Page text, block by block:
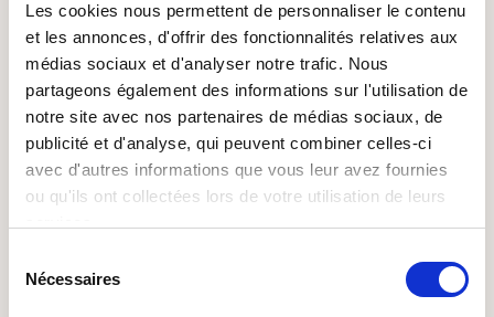
Les cookies nous permettent de personnaliser le contenu
et les annonces, d'offrir des fonctionnalités relatives aux
médias sociaux et d'analyser notre trafic. Nous
partageons également des informations sur l'utilisation de
notre site avec nos partenaires de médias sociaux, de
publicité et d'analyse, qui peuvent combiner celles-ci
avec d'autres informations que vous leur avez fournies
ou qu'ils ont collectées lors de votre utilisation de leurs
Nécessaires
Nous recherchons un(e)manutentionnaire titulaire
du permis chariot élévateur frontalpour interve...
Il y a 3 semaines
Interim
OPÉRATEUR AU SOL ,
MANUTENTIONNAIRE